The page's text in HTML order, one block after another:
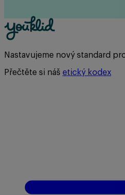
Nastavujeme nový standard
Přečtěte si náš etický kodex